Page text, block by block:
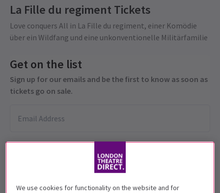
La Fille du regiment Tickets
Love conquers All in La Fille du regiment, einer Komödie
über ein Wildfang und eine unkonventionelle Militärfamilie
Get on the list
Sign up for our emails and be the first to know as soon as
tickets go on sale.
We use cookies for functionality on the website and for